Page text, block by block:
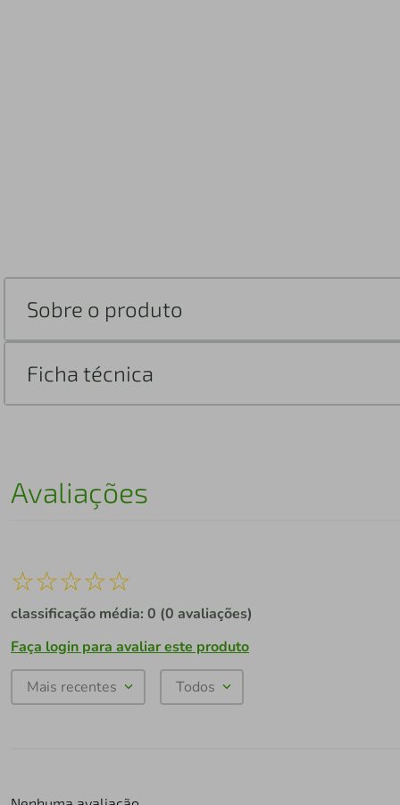
Sobre o produto
Ficha técnica
Avaliações
☆☆☆☆☆
classificação média: 0 (0 avaliações)
Faça login para avaliar este produto
Mais recentes Todos